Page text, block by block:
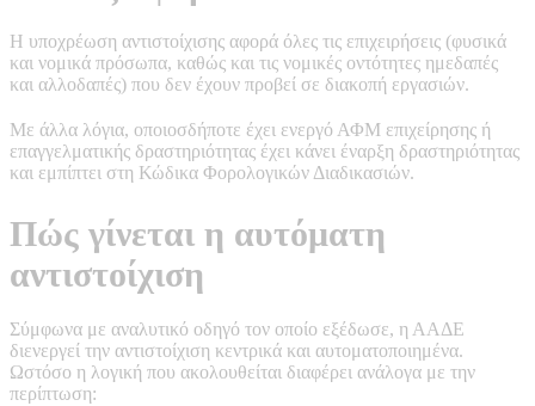
Η υποχρέωση αντιστοίχισης αφορά όλες τις επιχειρήσεις (φυσικά
και νομικά πρόσωπα, καθώς και τις νομικές οντότητες ημεδαπές
και αλλοδαπές) που δεν έχουν προβεί σε διακοπή εργασιών.
Με άλλα λόγια, οποιοσδήποτε έχει ενεργό ΑΦΜ επιχείρησης ή
επαγγελματικής δραστηριότητας έχει κάνει έναρξη δραστηριότητας
και εμπίπτει στη Κώδικα Φορολογικών Διαδικασιών.
Πώς γίνεται η αυτόματη
αντιστοίχιση
Σύμφωνα με αναλυτικό οδηγό τον οποίο εξέδωσε, η ΑΑΔΕ
διενεργεί την αντιστοίχιση κεντρικά και αυτοματοποιημένα.
Ωστόσο η λογική που ακολουθείται διαφέρει ανάλογα με την
περίπτωση: